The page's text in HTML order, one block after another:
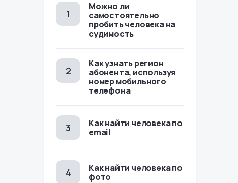
Можно ли
самостоятельно
пробить человека на
судимость
Как узнать регион
абонента, используя
номер мобильного
телефона
Как найти человека по
email
Как найти человека по
фото